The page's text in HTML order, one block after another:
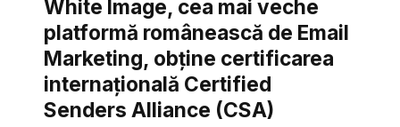
White Image, cea mai veche
platformă românească de Email
Marketing, obține certificarea
internațională Certified
Senders Alliance (CSA)